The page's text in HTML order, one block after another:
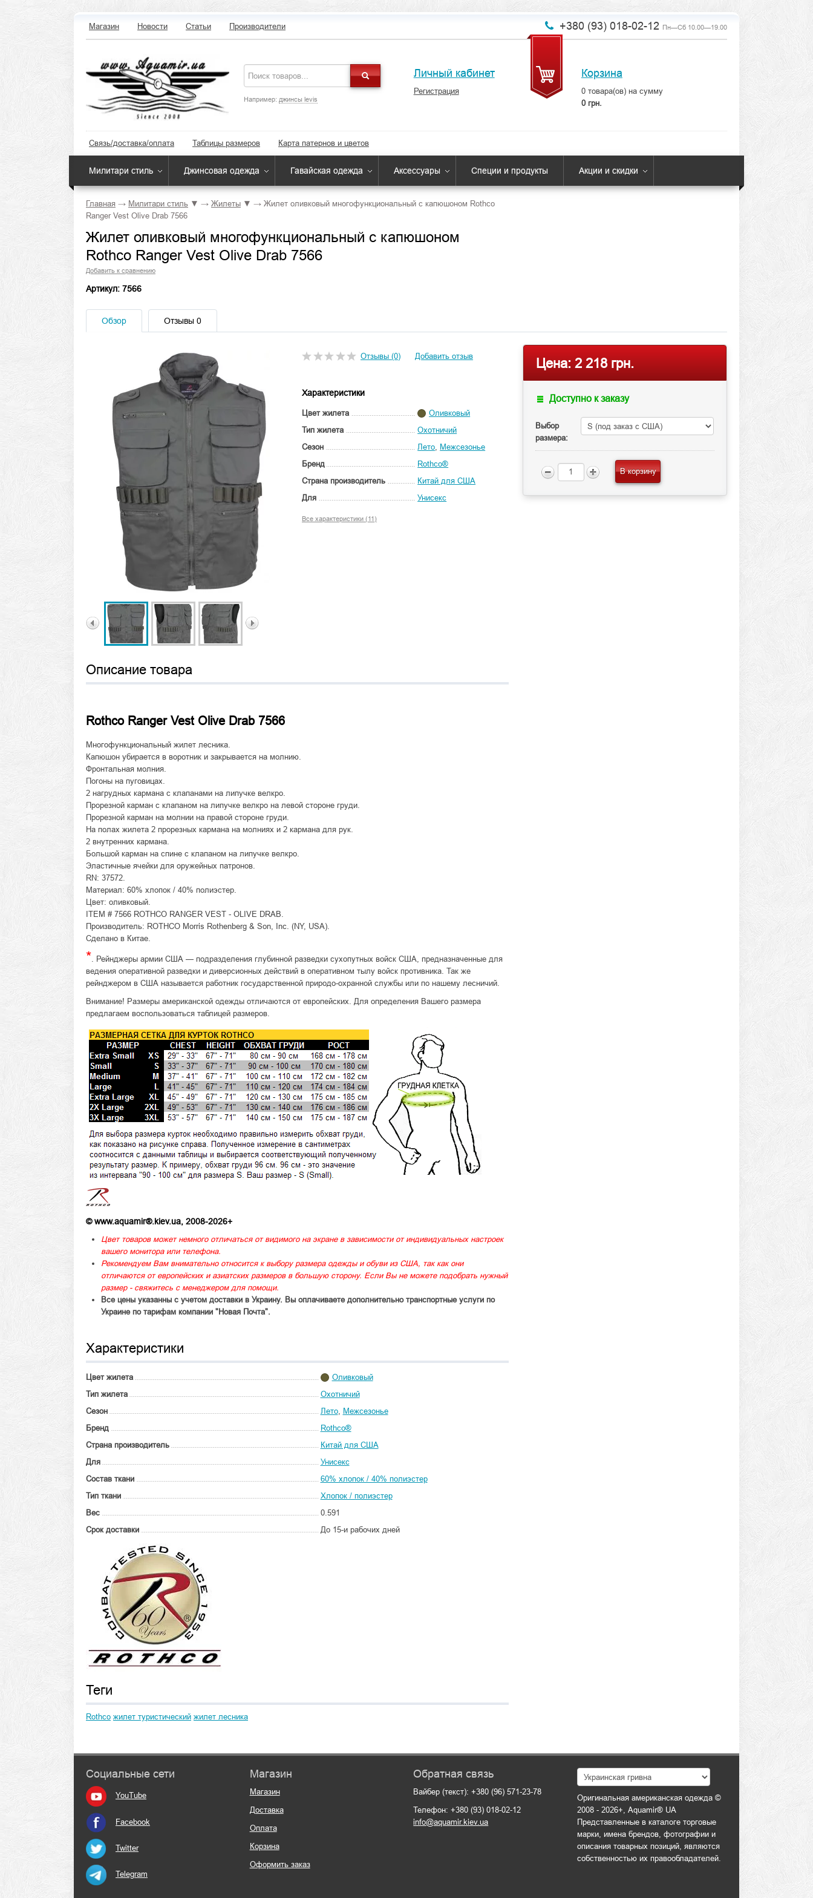
Магазин Новости Статьи Производители +380 (93) 018-02-12 Пн—Сб 10.00—19.00
Например: джинсы levis
Личный кабинет
Регистрация
Корзина
0товара(ов) на сумму
0 грн.
Связь/доставка/оплата Таблицы размеров Карта патернов и цветов
Милитари стиль Джинсовая одежда Гавайская одежда Аксессуары Специи и продукты Акции и скидки
Главная → Милитари стиль ▼ → Жилеты ▼ → Жилет оливковый многофункциональный с капюшоном Rothco
Ranger Vest Olive Drab 7566
Жилет оливковый многофункциональный с капюшоном
Rothco Ranger Vest Olive Drab 7566
Добавить к сравнению
Артикул: 7566
Обзор Отзывы 0
Отзывы (0) Добавить отзыв
Характеристики
Цвет жилета
Оливковый
Тип жилета
Охотничий
Сезон
Лето, Межсезонье
Бренд
Rothco®
Страна производитель
Китай для США
Для
Унисекс
Все характеристики (11)
Описание товара
Rothco Ranger Vest Olive Drab 7566
Многофункциональный жилет лесника.
Капюшон убирается в воротник и закрывается на молнию.
Фронтальная молния.
Погоны на пуговицах.
2 нагрудных кармана с клапанами на липучке велкро.
Прорезной карман с клапаном на липучке велкро на левой стороне груди.
Прорезной карман на молнии на правой стороне груди.
На полах жилета 2 прорезных кармана на молниях и 2 кармана для рук.
2 внутренних кармана.
Большой карман на спине с клапаном на липучке велкро.
Эластичные ячейки для оружейных патронов.
RN: 37572.
Материал: 60% хлопок / 40% полиэстер.
Цвет: оливковый.
ITEM # 7566 ROTHCO RANGER VEST - OLIVE DRAB.
Производитель: ROTHCO Morris Rothenberg & Son, Inc. (NY, USA).
Сделано в Китае.
*. Рейнджеры армии США — подразделения глубинной разведки сухопутных войск США, предназначенные для
ведения оперативной разведки и диверсионных действий в оперативном тылу войск противника. Так же
рейнджером в США называется работник государственной природо-охранной службы или по нашему лесничий.
Внимание! Размеры американской одежды отличаются от европейских. Для определения Вашего размера
предлагаем воспользоваться таблицей размеров.
© www.aquamir®.kiev.ua, 2008-2026+
Цвет товаров может немного отличаться от видимого на экране в зависимости от индивидуальных настроек
вашего монитора или телефона.
Рекомендуем Вам внимательно относится к выбору размера одежды и обуви из США, так как они
отличаются от европейских и азиатских размеров в большую сторону. Если Вы не можете подобрать нужный
размер - свяжитесь с менеджером для помощи.
Все цены указанны с учетом доставки в Украину. Вы оплачиваете дополнительно транспортные услуги по
Украине по тарифам компании "Новая Почта".
Характеристики
Цвет жилета
Оливковый
Тип жилета
Охотничий
Сезон
Лето, Межсезонье
Бренд
Rothco®
Страна производитель
Китай для США
Для
Унисекс
Состав ткани
60% хлопок / 40% полиэстер
Тип ткани
Хлопок / полиэстер
Вес
0.591
Срок доставки
До 15-и рабочих дней
Теги
Rothco жилет туристический жилет лесника
Цена: 2 218 грн.
Доступно к заказу
Выбор
размера:
В корзину
Социальные сети
YouTube
Facebook
Twitter
Telegram
Магазин
Магазин
Доставка
Оплата
Корзина
Оформить заказ
Обратная связь
Вайбер (текст): +380 (96) 571-23-78
Телефон: +380 (93) 018-02-12
info@aquamir.kiev.ua
Оригинальная американская одежда ©
2008 - 2026+, Aquamir® UA
Представленные в каталоге торговые
марки, имена брендов, фотографии и
описания товарных позиций, являются
собственностью их правообладателей.